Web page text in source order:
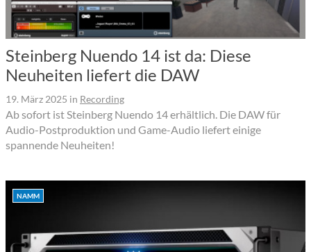
Steinberg Nuendo 14 ist da: Diese
Neuheiten liefert die DAW
19. März 2025 in Recording
Ab sofort ist Steinberg Nuendo 14 erhältlich. Die DAW für
Audio-Postproduktion und Game-Audio liefert einige
spannende Neuheiten!
NAMM